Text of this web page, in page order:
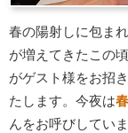
春の陽射しに包ま
が増えてきたこの
がゲスト様をお招
たします。今夜は
んをお呼びしてい